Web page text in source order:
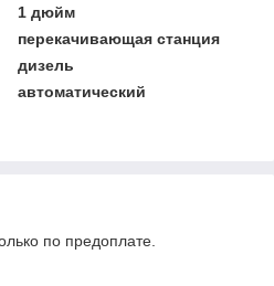
1 дюйм
перекачивающая станция
дизель
автоматический
по предоплате.